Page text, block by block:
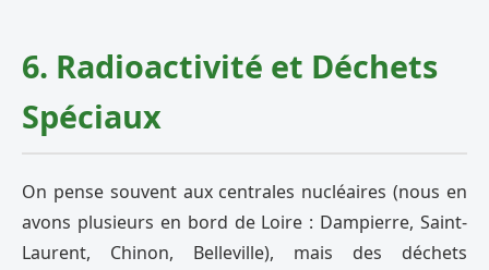
6. Radioactivité et Déchets
Spéciaux
On pense souvent aux centrales nucléaires (nous en
avons plusieurs en bord de Loire : Dampierre, Saint-
Laurent, Chinon, Belleville), mais des déchets